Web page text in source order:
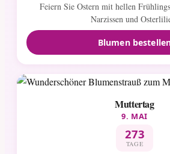
Feiern Sie Ostern mit hellen
Narzissen und
Blumen
Muttertag
9. MAI
273
TAGE